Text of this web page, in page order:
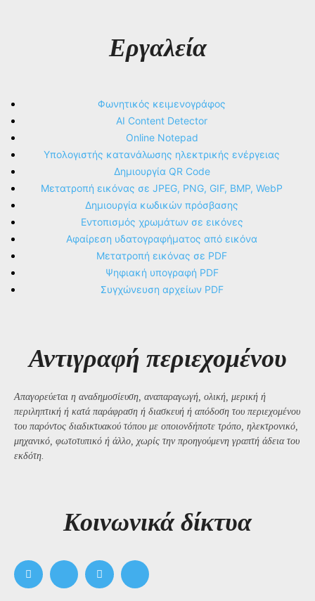
Εργαλεία
Φωνητικός κειμενογράφος
AI Content Detector
Online Notepad
Υπολογιστής κατανάλωσης ηλεκτρικής ενέργειας
Δημιουργία QR Code
Μετατροπή εικόνας σε JPEG, PNG, GIF, BMP, WebP
Δημιουργία κωδικών πρόσβασης
Εντοπισμός χρωμάτων σε εικόνες
Αφαίρεση υδατογραφήματος από εικόνα
Μετατροπή εικόνας σε PDF
Ψηφιακή υπογραφή PDF
Συγχώνευση αρχείων PDF
Αντιγραφή περιεχομένου
Απαγορεύεται η αναδημοσίευση, αναπαραγωγή, ολική, μερική ή
περιληπτική ή κατά παράφραση ή διασκευή ή απόδοση του περιεχομένου
του παρόντος διαδικτυακού τόπου με οποιονδήποτε τρόπο, ηλεκτρονικό,
μηχανικό, φωτοτυπικό ή άλλο, χωρίς την προηγούμενη γραπτή άδεια του
εκδότη.
Kοινωνικά δίκτυα